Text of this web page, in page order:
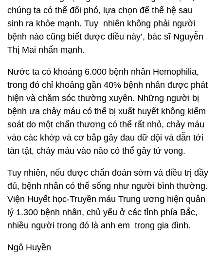
chúng ta có thể đối phó, lựa chọn để thế hệ sau
sinh ra khỏe mạnh. Tuy nhiên không phải người
bệnh nào cũng biết được điều này’, bác sĩ Nguyễn
Thị Mai nhấn mạnh.
Nước ta có khoảng 6.000 bệnh nhân Hemophilia,
trong đó chỉ khoảng gần 40% bệnh nhân được phát
hiện và chăm sóc thường xuyên. Những người bị
bệnh ưa chảy máu có thể bị xuất huyết không kiểm
soát do một chấn thương có thể rất nhỏ, chảy máu
vào các khớp và cơ bắp gây đau dữ dội và dẫn tới
tàn tật, chảy máu vào não có thể gây tử vong.
Tuy nhiên, nếu được chẩn đoán sớm và điều trị đầy
đủ, bệnh nhân có thể sống như người bình thường.
Viện Huyết học-Truyền máu Trung ương hiện quản
lý 1.300 bệnh nhân, chủ yếu ở các tỉnh phía Bắc,
nhiều người trong đó là anh em trong gia đình.
Ngô Huyền